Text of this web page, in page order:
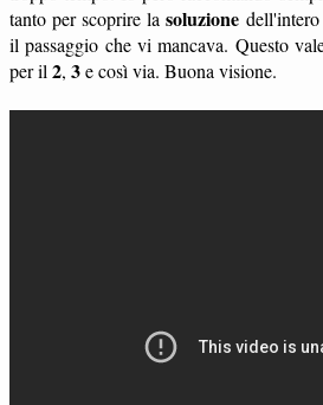
tanto per scoprire lasoluzione dell'intero
il passaggio che vi mancava. Questo
per il 2, 3e così via. Buona visione.